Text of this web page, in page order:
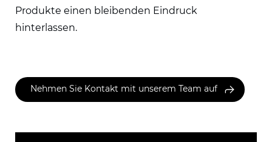
Produkte einen bleibenden Eindruck
hinterlassen.
Nehmen Sie Kontakt mit unserem Team auf